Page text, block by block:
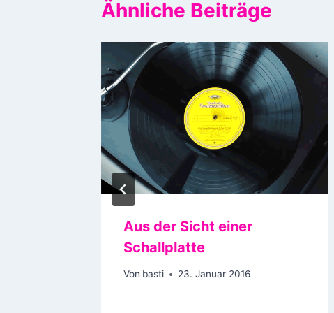
Ähnliche Beiträge
Aus der Sicht einer
Schallplatte
Von basti 23. Januar 2016